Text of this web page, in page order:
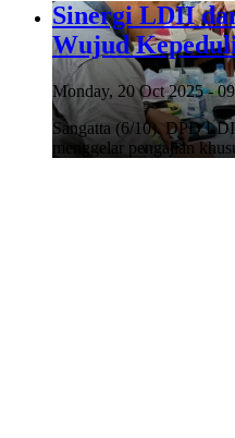
Sinergi LDII
Wujud
Monday, 20 Oct 2025 -
Sangatta (6/10). DPD
menggelar pengajian